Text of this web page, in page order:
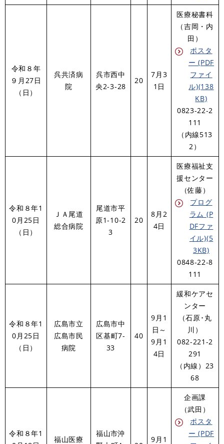
令和８年
９月27日
（日）
呉共済病
院
呉市西中
央2-3-28
20
7月3
1日
医療秘書科
（吉岡・内
田）
ポスタ
ー (PDF
ファイ
ル)(138
KB)
0823-22-2
111​
（内線513
2）
令和８年1
0月25日
（日）
ＪＡ尾道
総合病院
尾道市平
原1-10-2
3
20
8月2
4日
医療福祉支
援センター
（佐藤）
プログ
ラム (P
DFファ
イル)(5
3KB)
​0848-22-8
111
令和８年1
0月25日
（日）
広島市立
広島市民
病院
広島市中
区基町7-
33
40
9月1
日～
9月1
4日
緩和ケアセ
ンター
​（石原･丸
川）
082-221-2
291
（内線）23
68​
令和８年1
福山医療
福山市沖
9月1
企画課
（武田）
ポスタ
ー (PDF